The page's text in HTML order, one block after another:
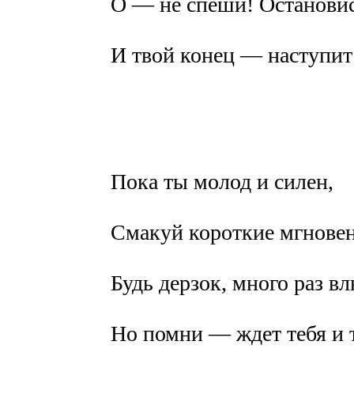
И твой конец —
Пока ты молод и силен,
Смакуй короткие
Будь дерзок, много раз
Но помни — ждет тебя и